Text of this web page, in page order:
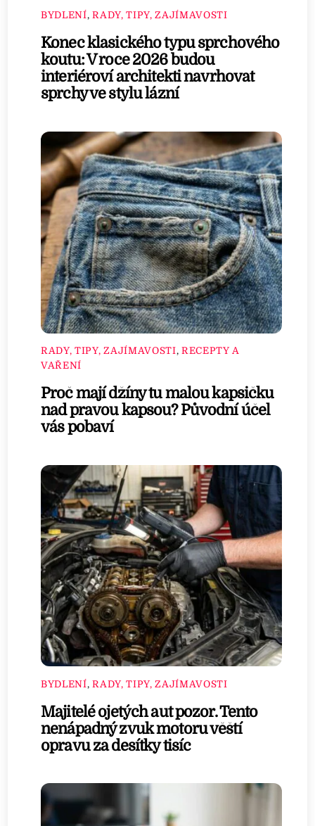
BYDLENÍ,RADY, TIPY, ZAJÍMAVOSTI
Konec klasického typu sprchového
koutu: V roce 2026 budou
interiéroví architekti navrhovat
sprchy ve stylu lázní
RADY, TIPY, ZAJÍMAVOSTI, RECEPTY A
VAŘENÍ
Proč mají džíny tu malou kapsičku
nad pravou kapsou? Původní účel
vás pobaví
BYDLENÍ,RADY, TIPY, ZAJÍMAVOSTI
Majitelé ojetých aut pozor. Tento
nenápadný zvuk motoru věští
opravu za desítky tisíc